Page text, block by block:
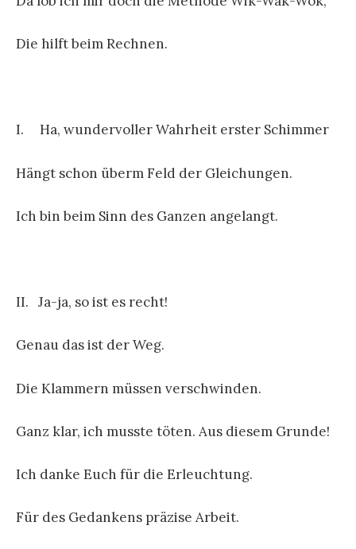
Die hilft beim Rechnen.
I. Ha, wundervoller Wahrheit erster Schimmer
Hängt schon überm Feld der Gleichungen.
Ich bin beim Sinn des Ganzen angelangt.
II. Ja-ja, so ist es recht!
Genau das ist der Weg.
Die Klammern müssen verschwinden.
Ganz klar, ich musste töten. Aus diesem Grunde!
Ich danke Euch für die Erleuchtung.
Für des Gedankens präzise Arbeit.